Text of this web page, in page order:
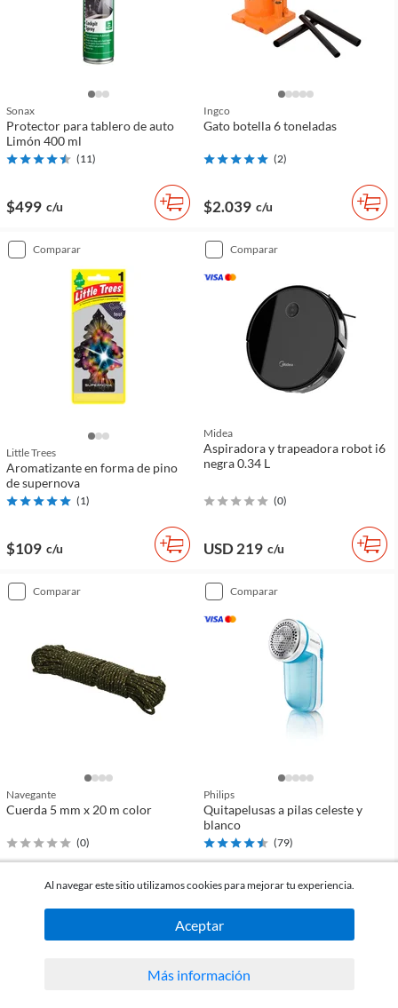
Sonax
Protector para tablero de auto
Limón 400 ml
(11)
$499 c/u
Ingco
Gato botella 6 toneladas
(2)
$2.039 c/u
comparar
Little Trees
Aromatizante en forma de pino
de supernova
(1)
$109 c/u
comparar
Midea
Aspiradora y trapeadora robot i6
negra 0.34 L
(0)
USD 219 c/u
comparar
Navegante
Cuerda 5 mm x 20 m color
(0)
c/u
comparar
Philips
Quitapelusas a pilas celeste y
blanco
(79)
USD 29 c/u
Al navegar este sitio utilizamos cookies para mejorar tu experiencia.
Aceptar
Más información